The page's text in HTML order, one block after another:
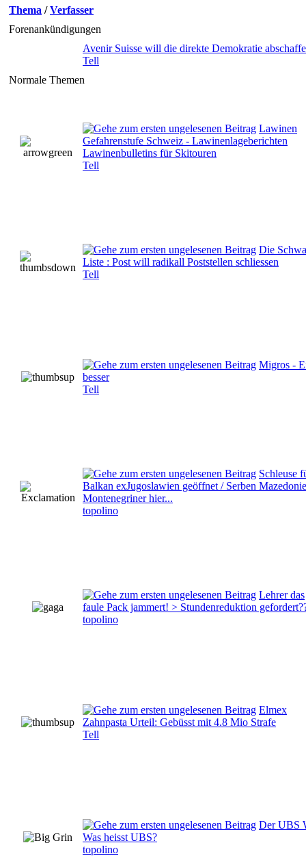
Thema /Verfasser
Forenankündigungen
Avenir Suisse will die direkte Demokratie
Tell
Normale Themen
Lawinen
Gefahrenstufe Schweiz - Lawinenlageberichten
Lawinenbulletins für Skitouren
Tell
Die
Liste : Post will radikall Poststellen schliessen
Tell
Migros -
besser
Tell
Schleuse
Balkan exJugoslawien geöffnet / Serben
Montenegriner hier...
topolino
Lehrer das
faule Pack jammert! > Stundenreduktion
topolino
Elmex
Zahnpasta Urteil: Gebüsst mit 4.8 Mio Strafe
Tell
Der UBS
Was heisst UBS?
topolino